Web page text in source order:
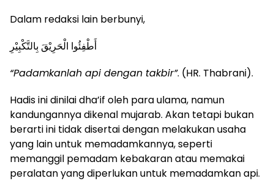
Dalam redaksi lain berbunyi,
أَطْفِئُوا الْحَرِيْقَ بِالتَّكْبِيْرِ
“Padamkanlah api dengan takbir”. (HR. Thabrani).
Hadis ini dinilai dha’if oleh para ulama, namun
kandungannya dikenal mujarab. Akan tetapi bukan
berarti ini tidak disertai dengan melakukan usaha
yang lain untuk memadamkannya, seperti
memanggil pemadam kebakaran atau memakai
peralatan yang diperlukan untuk memadamkan api.